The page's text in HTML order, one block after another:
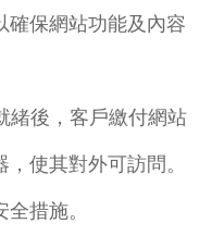
確保網站功能及內容
緒後，客戶繳付網站
使其對外可訪問。
措施。